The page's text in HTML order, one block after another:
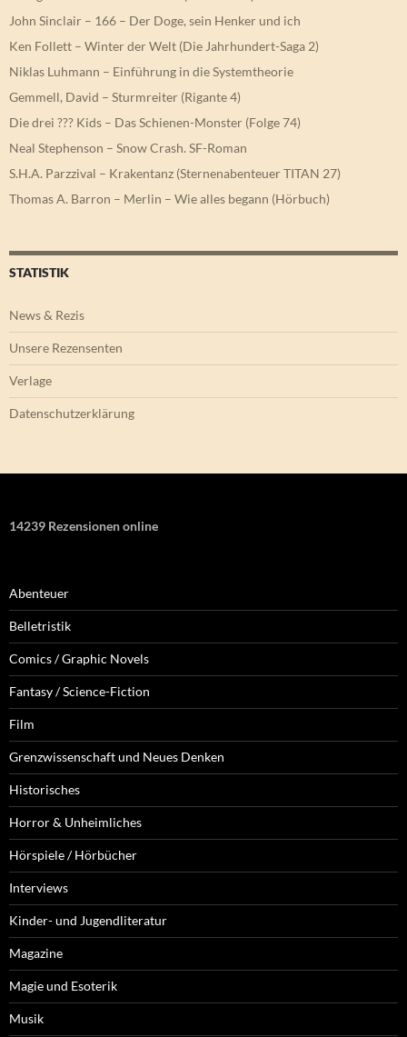
John Sinclair – 166 – Der Doge, sein Henker und ich
Ken Follett – Winter der Welt (Die Jahrhundert-Saga 2)
Niklas Luhmann – Einführung in die Systemtheorie
Gemmell, David – Sturmreiter (Rigante 4)
Die drei ??? Kids – Das Schienen-Monster (Folge 74)
Neal Stephenson – Snow Crash. SF-Roman
S.H.A. Parzzival – Krakentanz (Sternenabenteuer TITAN 27)
Thomas A. Barron – Merlin – Wie alles begann (Hörbuch)
STATISTIK
News & Rezis
Unsere Rezensenten
Verlage
Datenschutzerklärung
14239 Rezensionen online
Abenteuer
Belletristik
Comics / Graphic Novels
Fantasy / Science-Fiction
Film
Grenzwissenschaft und Neues Denken
Historisches
Horror & Unheimliches
Hörspiele / Hörbücher
Interviews
Kinder- und Jugendliteratur
Magazine
Magie und Esoterik
Musik